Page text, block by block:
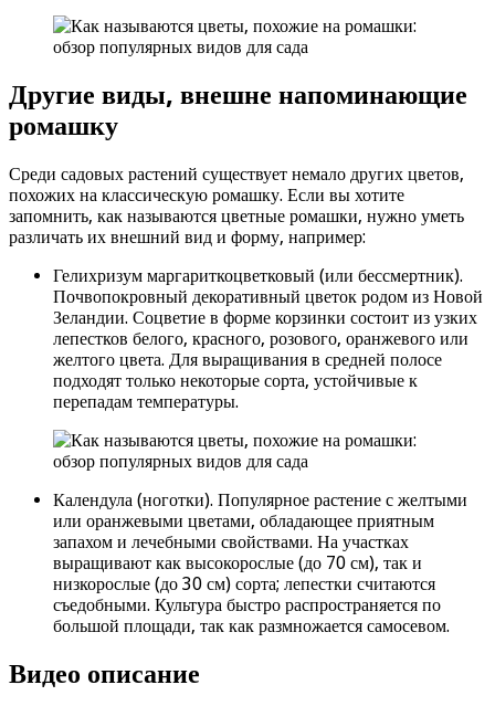
Другие виды, внешне напоминающие
ромашку
Среди садовых растений существует немало других цветов,
похожих на классическую ромашку. Если вы хотите
запомнить, как называются цветные ромашки, нужно уметь
различать их внешний вид и форму, например:
Гелихризум маргариткоцветковый (или бессмертник).
Почвопокровный декоративный цветок родом из Новой
Зеландии. Соцветие в форме корзинки состоит из узких
лепестков белого, красного, розового, оранжевого или
желтого цвета. Для выращивания в средней полосе
подходят только некоторые сорта, устойчивые к
перепадам температуры.
Календула (ноготки). Популярное растение с желтыми
или оранжевыми цветами, обладающее приятным
запахом и лечебными свойствами. На участках
выращивают как высокорослые (до 70 см), так и
низкорослые (до 30 см) сорта; лепестки считаются
съедобными. Культура быстро распространяется по
большой площади, так как размножается самосевом.
Видео описание